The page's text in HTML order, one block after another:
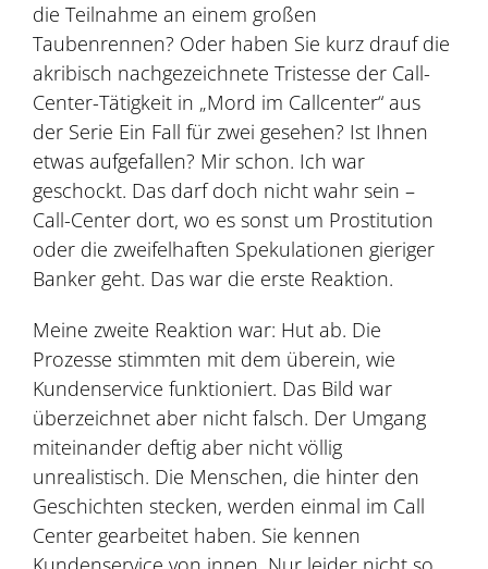
die Teilnahme an einem großen
Taubenrennen? Oder haben Sie kurz drauf die
akribisch nachgezeichnete Tristesse der Call-
Center-Tätigkeit in „Mord im Callcenter“ aus
der Serie Ein Fall für zwei gesehen? Ist Ihnen
etwas aufgefallen? Mir schon. Ich war
geschockt. Das darf doch nicht wahr sein –
Call-Center dort, wo es sonst um Prostitution
oder die zweifelhaften Spekulationen gieriger
Banker geht. Das war die erste Reaktion.
Meine zweite Reaktion war: Hut ab. Die
Prozesse stimmten mit dem überein, wie
Kundenservice funktioniert. Das Bild war
überzeichnet aber nicht falsch. Der Umgang
miteinander deftig aber nicht völlig
unrealistisch. Die Menschen, die hinter den
Geschichten stecken, werden einmal im Call
Center gearbeitet haben. Sie kennen